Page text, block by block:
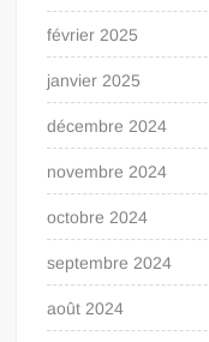
février 2025
janvier 2025
décembre 2024
novembre 2024
octobre 2024
septembre 2024
août 2024